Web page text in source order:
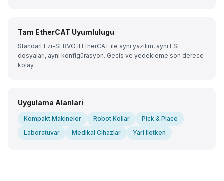
Tam EtherCAT Uyumlulugu
Standart Ezi-SERVO II EtherCAT ile ayni yazilim, ayni ESI
dosyalari, ayni konfigürasyon. Gecis ve yedekleme son derece
kolay.
Uygulama Alanlari
Kompakt Makineler Robot Kollar
Pick & Place
Laboratuvar
Medikal Cihazlar Yari Iletken